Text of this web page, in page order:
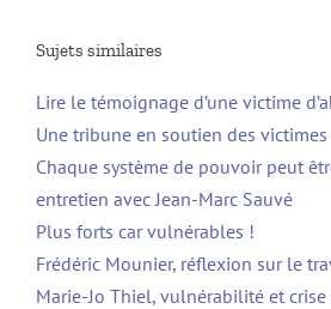
Sujets similaires
Lire le témoignage d’une victime
Une tribune en soutien des victimes
Chaque système de pouvoir peut
entretien avec Jean-Marc Sauvé
Plus forts car vulnérables !
Frédéric Mounier, réflexion sur le
Marie-Jo Thiel, vulnérabilité et crise